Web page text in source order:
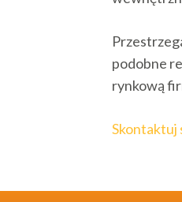
podobne
rynkową
Skontaktuj